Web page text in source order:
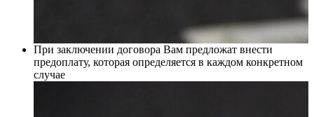
При заключении договора Вам предложат внести
предоплату, которая определяется в каждом конкретном
случае